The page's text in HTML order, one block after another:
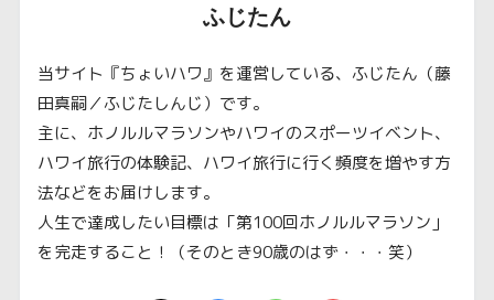
ふじたん
当サイト『ちょいハワ』を運営している、ふじたん（藤
田真嗣／ふじたしんじ）です。
主に、ホノルルマラソンやハワイのスポーツイベント、
ハワイ旅行の体験記、ハワイ旅行に行く頻度を増やす方
法などをお届けします。
人生で達成したい目標は「第100回ホノルルマラソン」
を完走すること！（そのとき90歳のはず・・・笑）